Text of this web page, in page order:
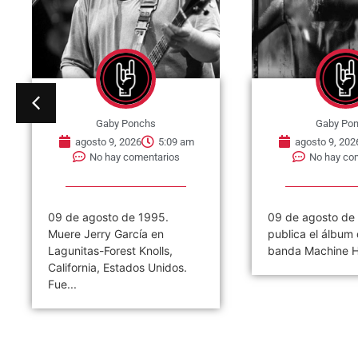
Gaby Ponchs
agosto 9, 2026
5:09 am
No hay comentarios
09 de agosto de 1995.
Muere Jerry García en
Lagunitas-Forest Knolls,
California, Estados Unidos.
Fue...
Gaby
agosto 9,
No hay
09 de agosto de
publica el álbum
banda Machine